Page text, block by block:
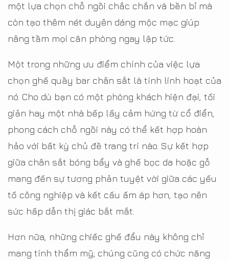
một lựa chọn chỗ ngồi chắc chắn và bền bỉ mà
còn tạo thêm nét duyên dáng mộc mạc giúp
nâng tầm mọi căn phòng ngay lập tức.
Một trong những ưu điểm chính của việc lựa
chọn ghế quầy bar chân sắt là tính linh hoạt của
nó. Cho dù bạn có một phòng khách hiện đại, tối
giản hay một nhà bếp lấy cảm hứng từ cổ điển,
phong cách chỗ ngồi này có thể kết hợp hoàn
hảo với bất kỳ chủ đề trang trí nào. Sự kết hợp
giữa chân sắt bóng bẩy và ghế bọc da hoặc gỗ
mang đến sự tương phản tuyệt vời giữa các yếu
tố công nghiệp và kết cấu ấm áp hơn, tạo nên
sức hấp dẫn thị giác bắt mắt.
Hơn nữa, những chiếc ghế đẩu này không chỉ
mang tính thẩm mỹ; chúng cũng có chức năng